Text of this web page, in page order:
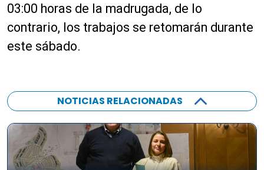
03:00 horas de la madrugada, de lo
contrario, los trabajos se retomarán durante
este sábado.
NOTICIAS RELACIONADAS